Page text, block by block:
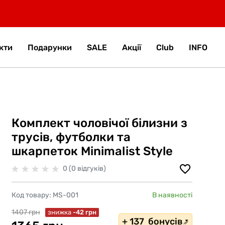
Подарунки SALE Акції Club INFO
Комплект чоловічої білизни з
трусів, футболки та
шкарпеток Minimalist Style
0 (0 відгуків)
Код товару: MS-001
В наявності
1407 грн
знижка -42 грн
+ 137 бонусів